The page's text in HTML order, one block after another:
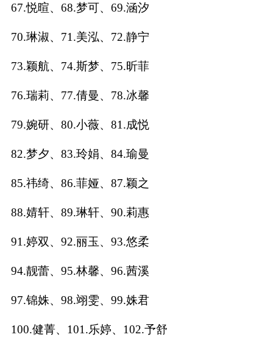
67.悦暄、68.梦可、69.涵汐
70.琳淑、71.美泓、72.静宁
73.颖航、74.斯梦、75.昕菲
76.瑞莉、77.倩曼、78.冰馨
79.婉研、80.小薇、81.成悦
82.梦夕、83.玲娟、84.瑜曼
85.祎绮、86.菲娅、87.颖之
88.婧轩、89.琳轩、90.莉惠
91.婷双、92.丽玉、93.悠柔
94.靓蕾、95.林馨、96.茜溪
97.锦姝、98.翊雯、99.姝君
100.健菁、101.乐婷、102.予舒